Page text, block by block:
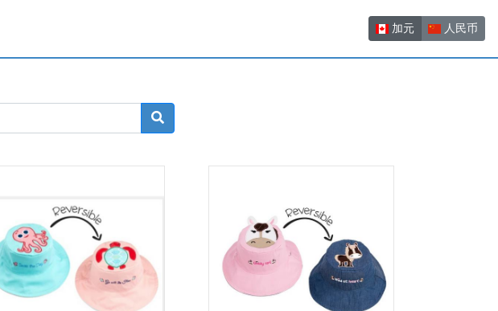
加元 人民币